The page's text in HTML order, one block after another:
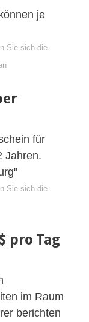
je
Sie sich die
für
Jahren.
Sie sich die
pro Tag
im Raum
berichten